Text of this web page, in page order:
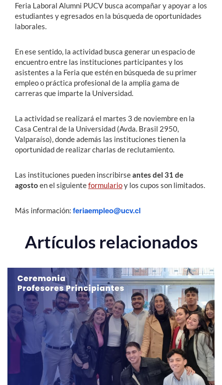
Funcionarios
Alumni
English
Feria Laboral Alumni PUCV busca acompañar y apoyar a los
estudiantes y egresados en la búsqueda de oportunidades
laborales.
En ese sentido, la actividad busca generar un espacio de
encuentro entre las instituciones participantes y los
asistentes a la Feria que estén en búsqueda de su primer
empleo o práctica profesional de la amplia gama de
carreras que imparte la Universidad.
La actividad se realizará el martes 3 de noviembre en la
Casa Central de la Universidad (Avda. Brasil 2950,
Valparaíso), donde además las instituciones tienen la
oportunidad de realizar charlas de reclutamiento.
Las instituciones pueden inscribirseantes del 31 de
agosto en el siguienteformularioy los cupos son limitados.
Más información: feriaempleo@ucv.cl
Artículos relacionados